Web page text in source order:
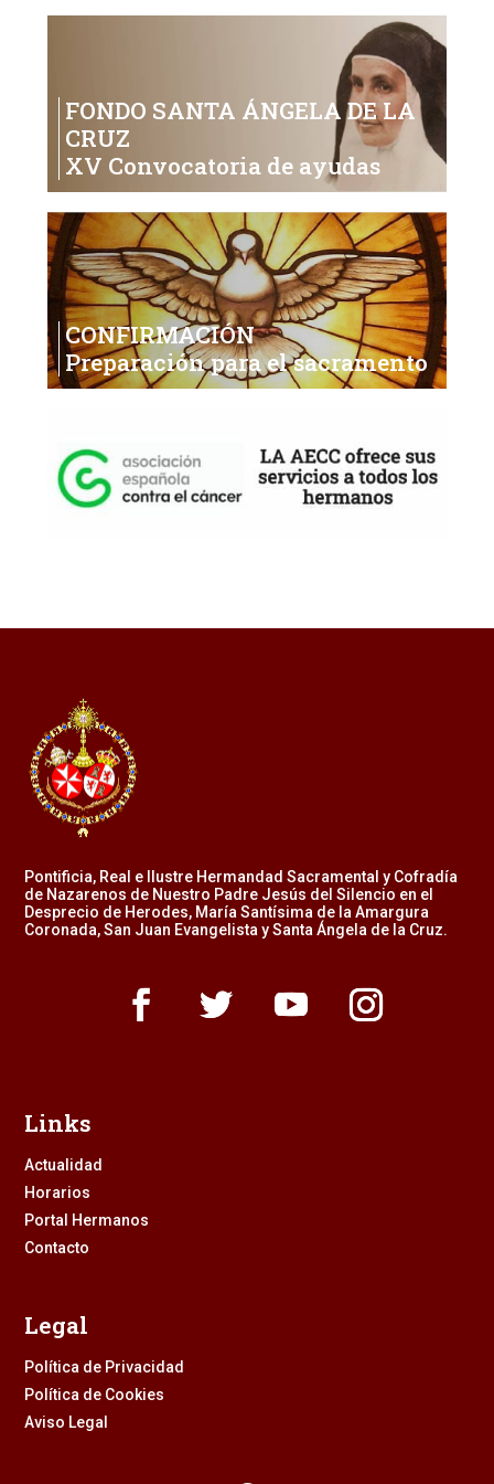
FONDO SANTA ÁNGELA DE LA
CRUZ
XV Convocatoria de ayudas
CONFIRMACIÓN
Preparación para el sacramento
Pontificia, Real e Ilustre Hermandad Sacramental y Cofradía
de Nazarenos de Nuestro Padre Jesús del Silencio en el
Desprecio de Herodes, María Santísima de la Amargura
Coronada, San Juan Evangelista y Santa Ángela de la Cruz.
Links
Actualidad
Horarios
Portal Hermanos
Contacto
Legal
Política de Privacidad
Política de Cookies
Aviso Legal